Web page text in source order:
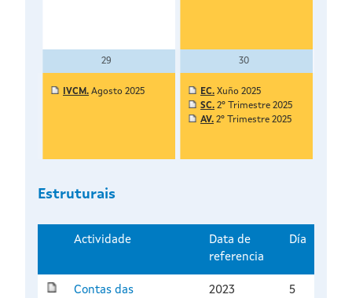
29 30
IVCM. Agosto 2025 EC. Xuño 2025
SC. 2º Trimestre 2025
AV. 2º Trimestre 2025
Estruturais
Actividade
Data de
referencia
Día
Contas das
2023 5